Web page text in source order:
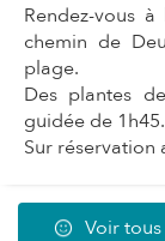
Rendez-vous
chemin de
plage.
Des plantes
guidée de 1h45.
Sur réservation
Voir